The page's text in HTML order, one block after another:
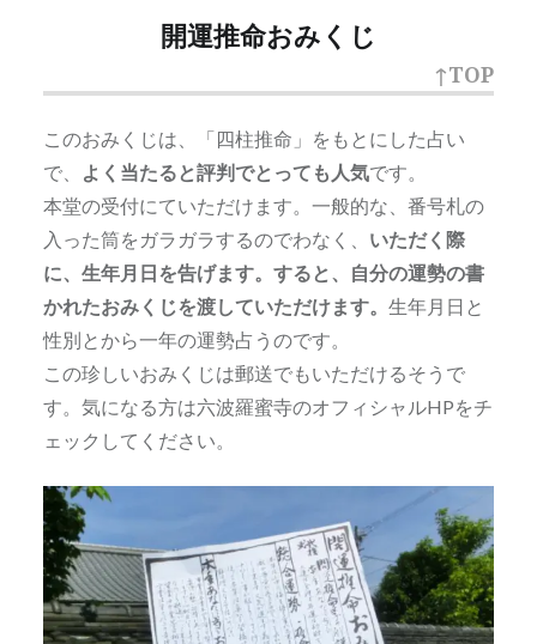
開運推命おみくじ
↑TOP
このおみくじは、「四柱推命」をもとにした占い
で、
よく当たると評判でとっても人気です。
本堂の受付にていただけます。一般的な、番号札の
入った筒をガラガラするのでわなく、 いただく際
に、生年月日を告げます。すると、自分の運勢の書
かれたおみくじを渡していただけます。 生年月日と
性別とから一年の運勢占うのです。
この珍しいおみくじは郵送でもいただけるそうで
す。気になる方は六波羅蜜寺のオフィシャルHPをチ
ェックしてください。